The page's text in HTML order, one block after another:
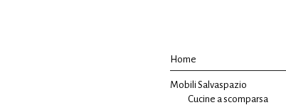
Home
Mobili Salvaspazio
Cucine a scomparsa